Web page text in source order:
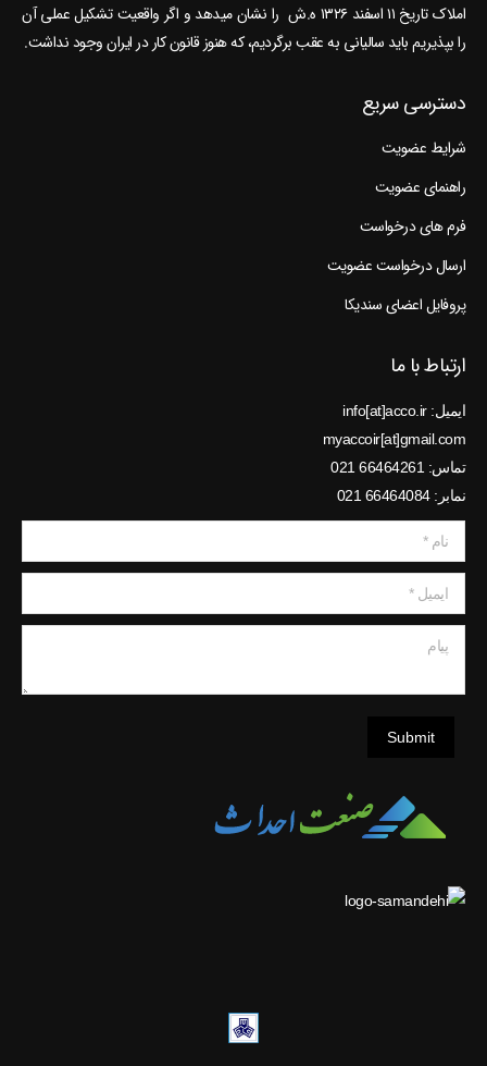
املاک تاریخ ۱۱ اسفند ۱۳۲۶ ه.ش را نشان می‎دهد و اگر واقعیت تشکیل عملی آن
را بپذیریم باید سالیانی به عقب برگردیم، که هنوز قانون کار در ایران وجود نداشت.
دسترسی سریع
شرایط عضویت
راهنمای عضویت
فرم های درخواست
ارسال درخواست عضویت
پروفایل اعضای سندیکا
ارتباط با ما
ایمیل: info[at]acco.ir
myaccoir[at]gmail.com
تماس: 66464261 021
نمابر: 66464084 021
نام *
ایمیل *
Submit